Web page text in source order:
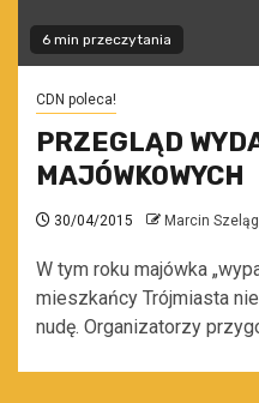
6 min przeczytania
CDN poleca!
PRZEGLĄD
MAJÓWKOWYCH
30/04/2015 Marcin Szeląg
W tym roku majówka
mieszkańcy Trójmiasta
nudę. Organizatorzy